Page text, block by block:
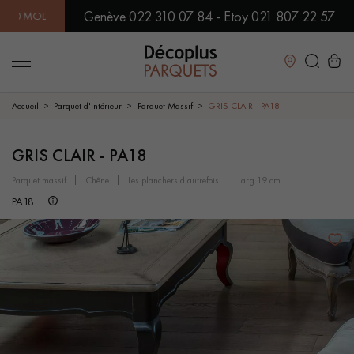
EN SHOWROOM | DISPONIBILITÉ IMMÉDIATE |
Genève 022 310 07 84 - Etoy 021 807 22 57
Fermer
LES RECHERCHES LES PLUS COURANTES
SOL PLAQUÉ BOIS VERITABLES
PARQUETS À MOTIFS
TRADITIONNELS
PARQUET EN BOIS EXOTIQUE
Accueil Parquet d'Intérieur Parquet Massif GRIS CLAIR - PA18
GRIS CLAIR - PA18
parquet massif chêne les planchers d'autrefois larg 19 cm
PA18